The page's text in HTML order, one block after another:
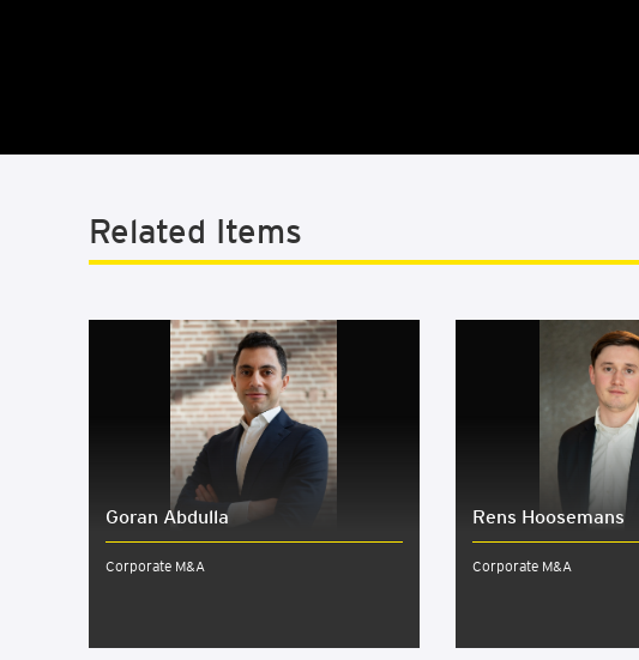
Related Items
Goran Abdulla
Corporate M&A
Rens Hoo­se­mans
Corporate M&A